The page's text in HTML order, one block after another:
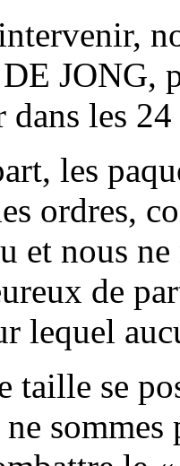
JONG,
dans les
les
ordres,
et nous
de
lequel
taille se
sommes